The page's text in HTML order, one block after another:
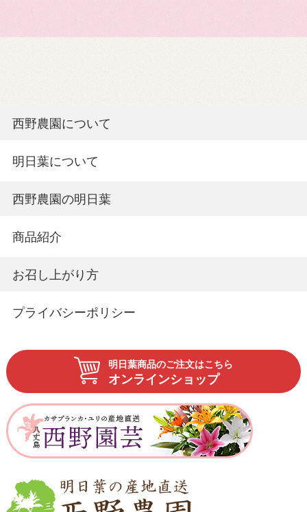
西野農園について
明日葉について
西野農園の明日葉
商品紹介
お召し上がり方
プライバシーポリシー
明日葉商品のご注文はこちら
オンラインショップ